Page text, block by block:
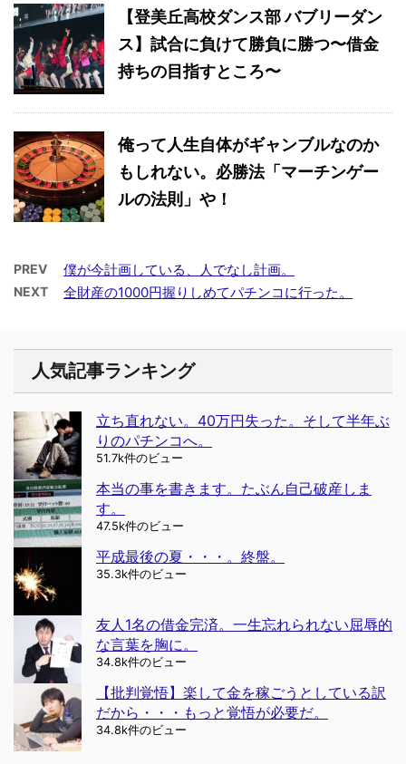
【登美丘高校ダンス部 バブリーダン
ス】試合に負けて勝負に勝つ〜借金
持ちの目指すところ〜
俺って人生自体がギャンブルなのか
もしれない。必勝法「マーチンゲー
ルの法則」や！
PREV 僕が今計画している、人でなし計画。
NEXT 全財産の1000円握りしめてパチンコに行った。
人気記事ランキング
立ち直れない。40万円失った。そして半年ぶ
りのパチンコへ。
51.7k件のビュー
本当の事を書きます。たぶん自己破産しま
す。
47.5k件のビュー
平成最後の夏・・・。終盤。
35.3k件のビュー
友人1名の借金完済。一生忘れられない屈辱的
な言葉を胸に。
34.8k件のビュー
【批判覚悟】楽して金を稼ごうとしている訳
だから・・・もっと覚悟が必要だ。
34.8k件のビュー